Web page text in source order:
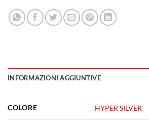
INFORMAZIONI AGGIUNTIVE
COLORE HYPER SILVER